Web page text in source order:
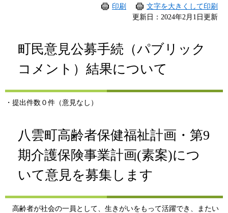
印刷
文字を大きくして印刷
更新日：2024年2月1日更新
町民意見公募手続（パブリック
コメント）結果について
・提出件数０件（意見なし）
八雲町高齢者保健福祉計画・第9
期介護保険事業計画(素案)につ
いて意見を募集します
高齢者が社会の一員として、生きがいをもって活躍でき、またい